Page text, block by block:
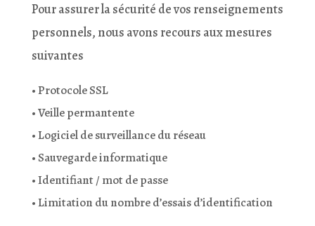
Pour assurer la sécurité de vos renseignements
personnels, nous avons recours aux mesures
suivantes
• Protocole SSL
• Veille permantente
• Logiciel de surveillance du réseau
• Sauvegarde informatique
• Identifiant / mot de passe
• Limitation du nombre d’essais d’identification